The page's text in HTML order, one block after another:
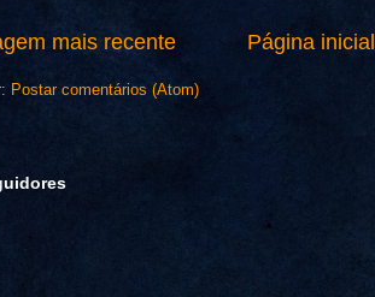
mais recente Página inicial
Postar comentários (Atom)